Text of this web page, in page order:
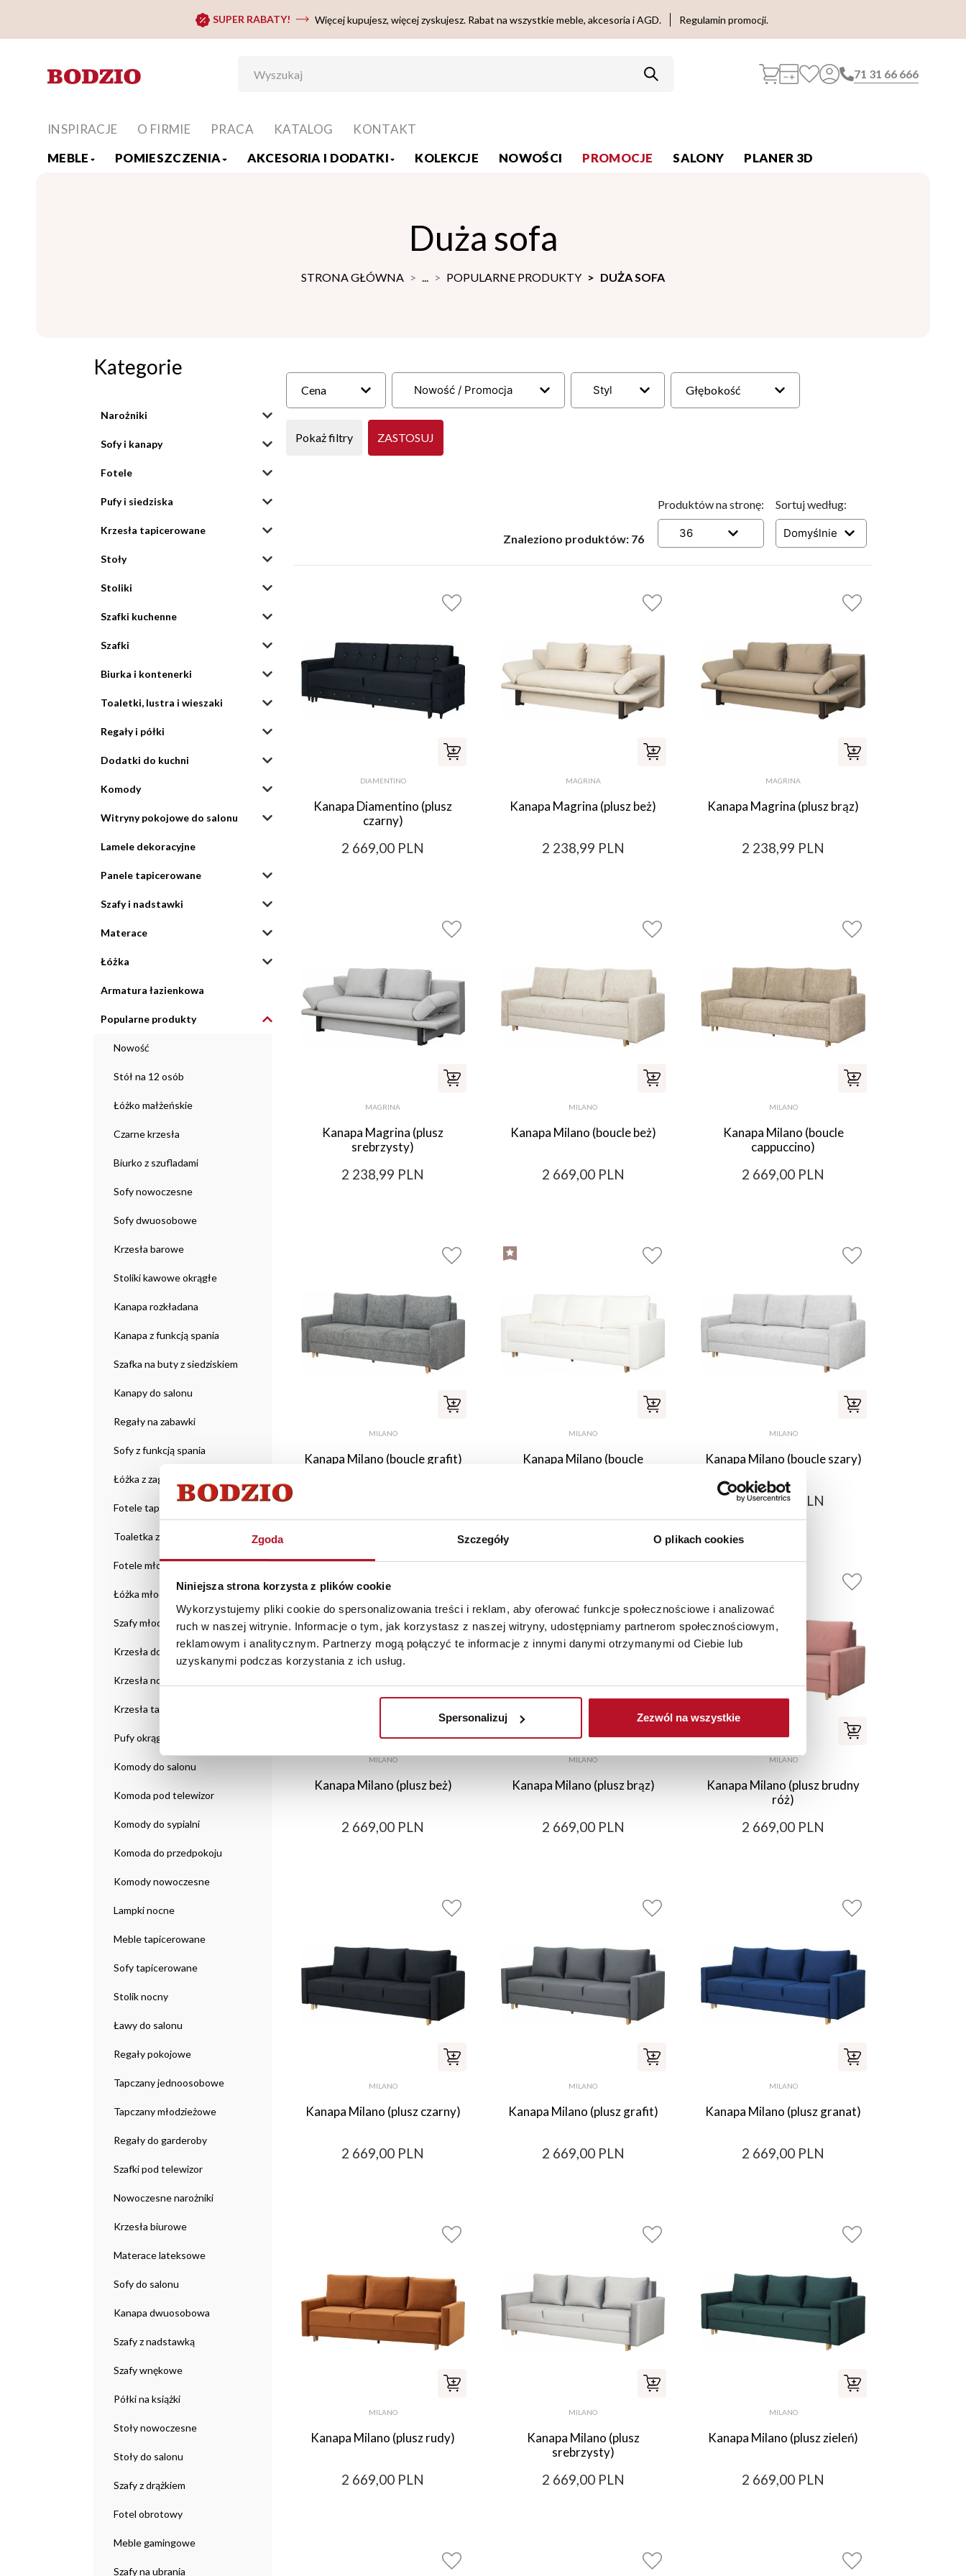
Zgoda Szczegóły O plikach cookies
Niniejsza strona korzysta z plików cookie
Wykorzystujemy pliki cookie do spersonalizowania treści i reklam, aby oferować funkcje społecznościowe i analizować
ruch w naszej witrynie. Informacje o tym, jak korzystasz z naszej witryny, udostępniamy partnerom społecznościowym,
reklamowym i analitycznym. Partnerzy mogą połączyć te informacje z innymi danymi otrzymanymi od Ciebie lub
uzyskanymi podczas korzystania z ich usług.
Spersonalizuj Zezwól na wszystkie
SUPER RABATY! Więcej kupujesz, więcej zyskujesz. Rabat na wszystkie meble, akcesoria i AGD. Regulamin promocji.
71 31 66 666
MEBLE POMIESZCZENIA AKCESORIA I DODATKI KOLEKCJE NOWOŚCI PROMOCJE SALONY PLANER 3D
INSPIRACJE O FIRMIE PRACA KATALOG KONTAKT
Duża sofa
STRONA GŁÓWNA ... POPULARNE PRODUKTY DUŻA SOFA
Kategorie
Narożniki
Sofy i kanapy
Fotele
Pufy i siedziska
Krzesła tapicerowane
Stoły
Stoliki
Szafki kuchenne
Szafki
Biurka i kontenerki
Toaletki, lustra i wieszaki
Regały i półki
Dodatki do kuchni
Komody
Witryny pokojowe do salonu
Lamele dekoracyjne
Panele tapicerowane
Szafy i nadstawki
Materace
Łóżka
Armatura łazienkowa
Popularne produkty
Nowość
Stół na 12 osób
Łóżko małżeńskie
Czarne krzesła
Biurko z szufladami
Sofy nowoczesne
Sofy dwuosobowe
Krzesła barowe
Stoliki kawowe okrągłe
Kanapa rozkładana
Kanapa z funkcją spania
Szafka na buty z siedziskiem
Kanapy do salonu
Regały na zabawki
Sofy z funkcją spania
Łóżka z zagłówkiem
Fotele tapicerowane
Toaletka z lustrem
Fotele młodzieżowe
Łóżka młodzieżowe
Szafy młodzieżowe
Krzesła do salonu
Krzesła nowoczesne
Krzesła tapicerowane
Pufy okrągłe
Komody do salonu
Komoda pod telewizor
Komody do sypialni
Komoda do przedpokoju
Komody nowoczesne
Lampki nocne
Meble tapicerowane
Sofy tapicerowane
Stolik nocny
Ławy do salonu
Regały pokojowe
Tapczany jednoosobowe
Tapczany młodzieżowe
Regały do garderoby
Szafki pod telewizor
Nowoczesne narożniki
Krzesła biurowe
Materace lateksowe
Sofy do salonu
Kanapa dwuosobowa
Szafy z nadstawką
Szafy wnękowe
Półki na książki
Stoły nowoczesne
Stoły do salonu
Szafy z drążkiem
Fotel obrotowy
Meble gamingowe
Szafy na ubrania
Cena Nowość / Promocja Styl Głębokość
Pokaż filtry ZASTOSUJ
Znaleziono produktów: 76
Produktów na stronę:
36
Sortuj według:
Domyślnie
DIAMENTINO
Kanapa Diamentino (plusz
czarny)
2 669,00 PLN
MAGRINA
Kanapa Magrina (plusz beż)
2 238,99 PLN
MAGRINA
Kanapa Magrina (plusz brąz)
2 238,99 PLN
MAGRINA
Kanapa Magrina (plusz
srebrzysty)
2 238,99 PLN
MILANO
Kanapa Milano (boucle beż)
2 669,00 PLN
MILANO
Kanapa Milano (boucle
cappuccino)
2 669,00 PLN
MILANO
Kanapa Milano (boucle grafit)
MILANO
Kanapa Milano (boucle
MILANO
Kanapa Milano (boucle szary)
2 669,00 PLN
MILANO
Kanapa Milano (plusz beż)
2 669,00 PLN
MILANO
Kanapa Milano (plusz brąz)
2 669,00 PLN
MILANO
Kanapa Milano (plusz brudny
róż)
2 669,00 PLN
MILANO
Kanapa Milano (plusz czarny)
2 669,00 PLN
MILANO
Kanapa Milano (plusz grafit)
2 669,00 PLN
MILANO
Kanapa Milano (plusz granat)
2 669,00 PLN
MILANO
Kanapa Milano (plusz rudy)
2 669,00 PLN
MILANO
Kanapa Milano (plusz
srebrzysty)
2 669,00 PLN
MILANO
Kanapa Milano (plusz zieleń)
2 669,00 PLN